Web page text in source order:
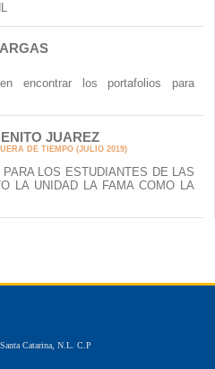
encontrar los portafolios para
JUAREZ
DE TIEMPO (JULIO 2019)
LOS ESTUDIANTES DE LAS
LA UNIDAD LA FAMA COMO LA
Catarina, N.L. C.P